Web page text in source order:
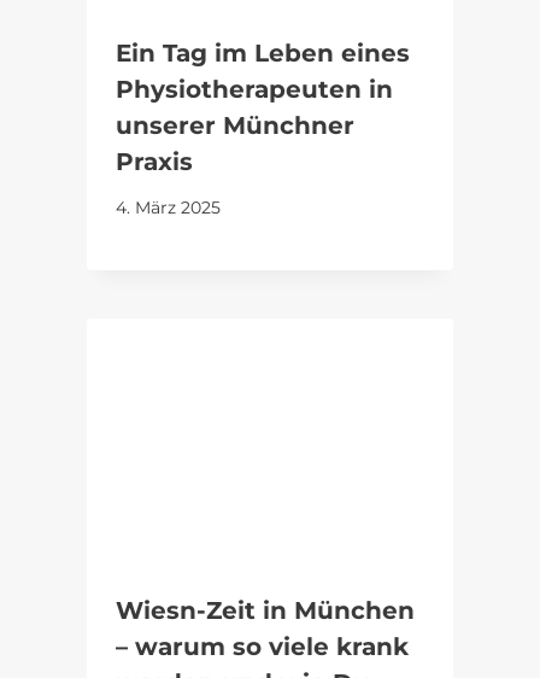
Ein Tag im Leben eines
Physiotherapeuten in
unserer Münchner
Praxis
4. März 2025
Wiesn-Zeit in München
– warum so viele krank